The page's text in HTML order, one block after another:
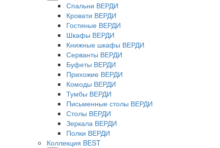
Спальни ВЕРДИ
Кровати ВЕРДИ
Гостиные ВЕРДИ
Шкафы ВЕРДИ
Книжные шкафы ВЕРДИ
Серванты ВЕРДИ
Буфеты ВЕРДИ
Прихожие ВЕРДИ
Комоды ВЕРДИ
Тумбы ВЕРДИ
Письменные столы ВЕРДИ
Столы ВЕРДИ
Зеркала ВЕРДИ
Полки ВЕРДИ
Коллекция BEST